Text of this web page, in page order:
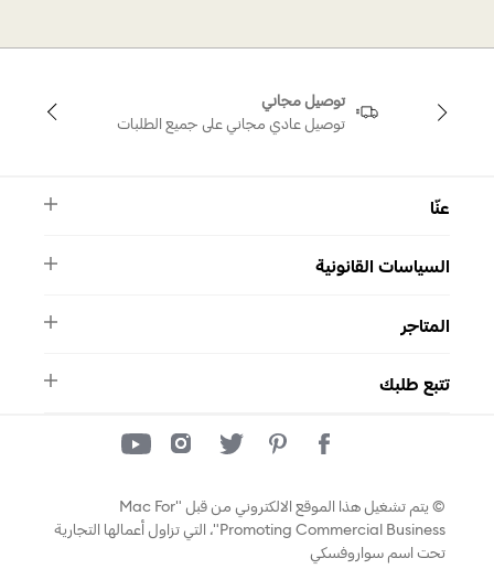
توصيل مجاني
توصيل عادي مجاني على جميع الطلبات
عنّا
الأسئلة الشائعة
اتصل بنا
السياسات القانونية
سياسة الخصوصية
المتاجر
تتبع طلبك
© يتم تشغيل هذا الموقع الالكتروني من قبل "Mac For
Promoting Commercial Business"، التي تزاول أعمالها التجارية
تحت اسم سواروفسكي